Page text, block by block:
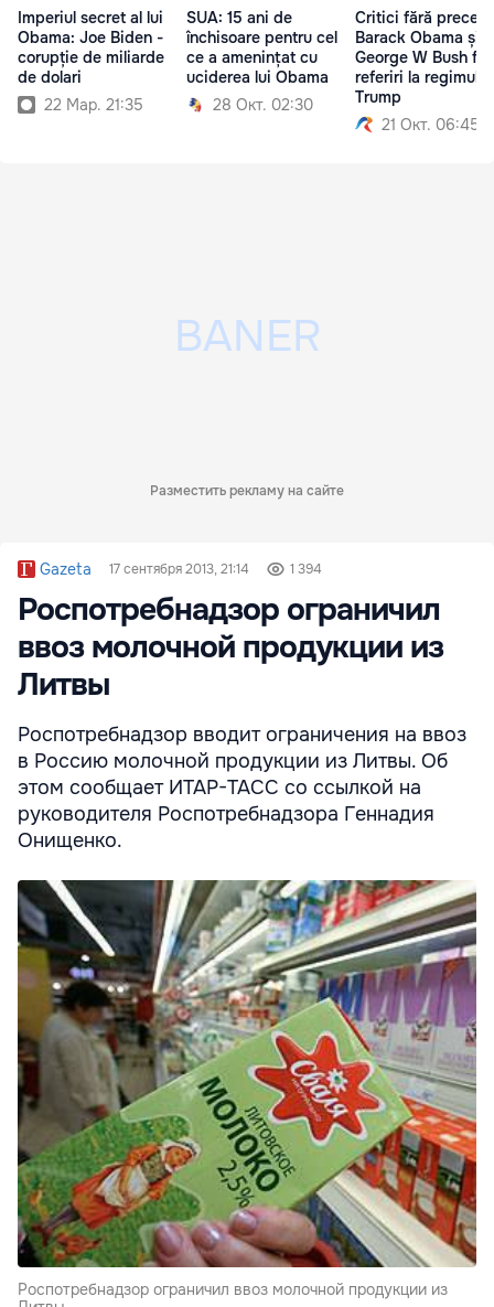
Imperiul secret al lui
Obama: Joe Biden -
corupție de miliarde
de dolari
22 Мар. 21:35
SUA: 15 ani de
închisoare pentru cel
ce a amenințat cu
uciderea lui Obama
28 Окт. 02:30
Critici fără
Barack Obama și
George W Bush fac
referiri la regimul
Trump
21 Окт. 06:45
Разместить рекламу на сайте
Gazeta 17 сентября 2013, 21:14 1 394
Роспотребнадзор ограничил
ввоз молочной продукции из
Литвы
Роспотребнадзор вводит ограничения на ввоз
в Россию молочной продукции из Литвы. Об
этом сообщает ИТАР-ТАСС со ссылкой на
руководителя Роспотребнадзора Геннадия
Онищенко.
Роспотребнадзор ограничил ввоз молочной продукции из